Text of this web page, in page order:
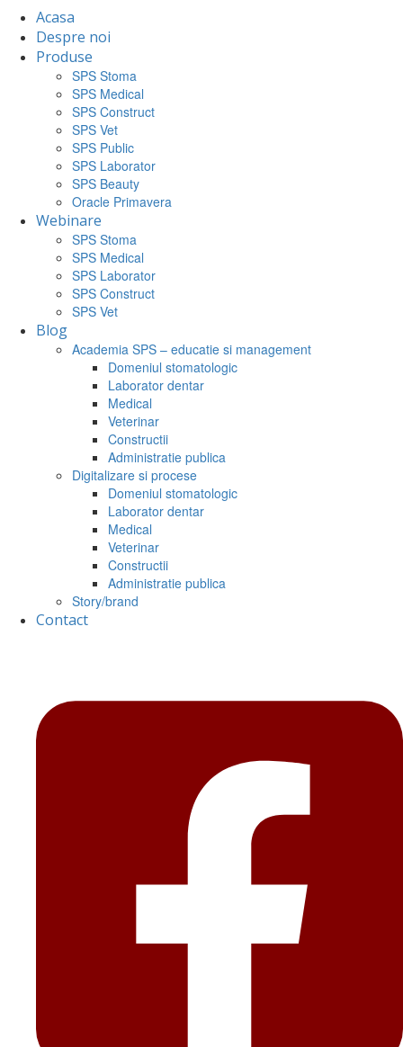
Acasa
Despre noi
Produse
SPS Stoma
SPS Medical
SPS Construct
SPS Vet
SPS Public
SPS Laborator
SPS Beauty
Oracle Primavera
Webinare
SPS Stoma
SPS Medical
SPS Laborator
SPS Construct
SPS Vet
Blog
Academia SPS – educatie si management
Domeniul stomatologic
Laborator dentar
Medical
Veterinar
Constructii
Administratie publica
Digitalizare si procese
Domeniul stomatologic
Laborator dentar
Medical
Veterinar
Constructii
Administratie publica
Story/brand
Contact